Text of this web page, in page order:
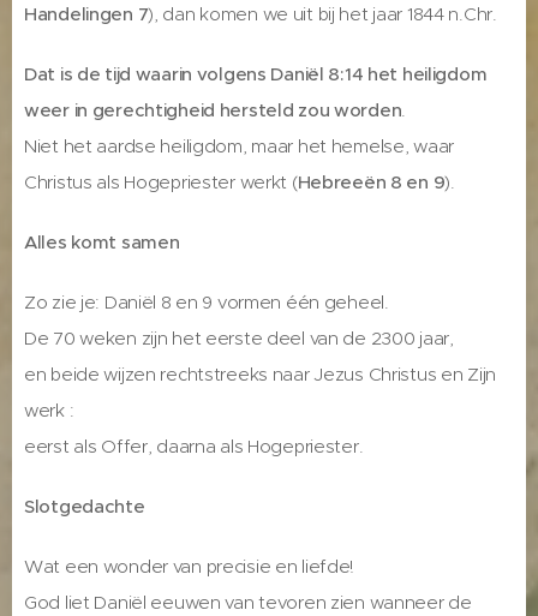
Handelingen 7), dan komen we uit bij het jaar 1844 n.Chr.
Dat is de tijd waarin volgens Daniël 8:14 het heiligdom
weer in gerechtigheid hersteld zou worden.
Niet het aardse heiligdom, maar het hemelse, waar
Christus als Hogepriester werkt (Hebreeën 8 en 9).
Alles komt samen
Zo zie je: Daniël 8 en 9 vormen één geheel.
De 70 weken zijn het eerste deel van de 2300 jaar,
en beide wijzen rechtstreeks naar Jezus Christus en Zijn
werk :
eerst als Offer, daarna als Hogepriester.
Slotgedachte
Wat een wonder van precisie en liefde!
God liet Daniël eeuwen van tevoren zien wanneer de